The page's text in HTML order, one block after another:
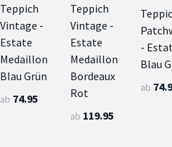
Teppich
Vintage -
Estate
Medaillon
Blau Grün
ab 74.95
Teppich
Vintage -
Estate
Medaillon
Bordeaux
Rot
ab 119.95
-
Blau
ab